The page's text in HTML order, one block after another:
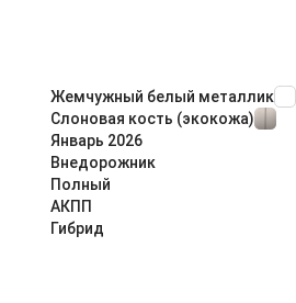
Жемчужный белый металлик
Слоновая кость (экокожа)
Январь 2026
Внедорож­ник
Полный
АКПП
Гибрид